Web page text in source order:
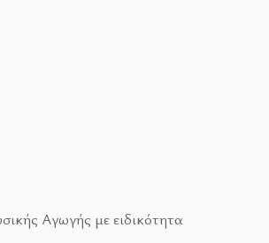
Αγωγής με ειδικότητα